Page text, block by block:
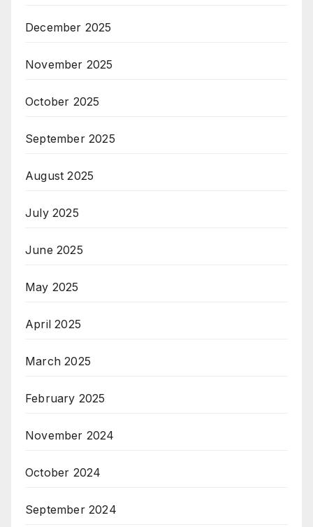
December 2025
November 2025
October 2025
September 2025
August 2025
July 2025
June 2025
May 2025
April 2025
March 2025
February 2025
November 2024
October 2024
September 2024